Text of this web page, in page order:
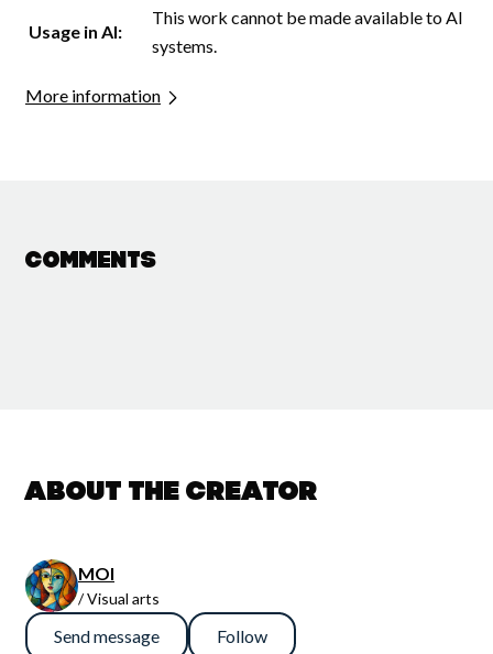
Usage in AI:
This work cannot be made available to AI
systems.
More information
Comments
About the creator
MOI
/ Visual arts
Send message Follow